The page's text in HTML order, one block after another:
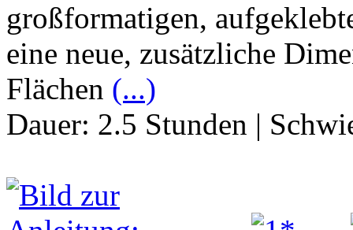
großformatigen,
eine neue, zusätzliche
Flächen (...)
Dauer: 2.5 Stunden |